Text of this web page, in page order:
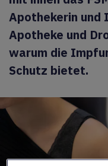
Apothekerin und
Apotheke und
warum die
Schutz bietet.